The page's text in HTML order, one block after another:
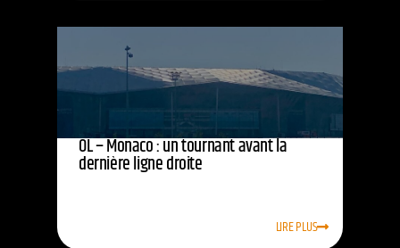
OL – Monaco : un tournant avant la
dernière ligne droite
LIRE PLUS